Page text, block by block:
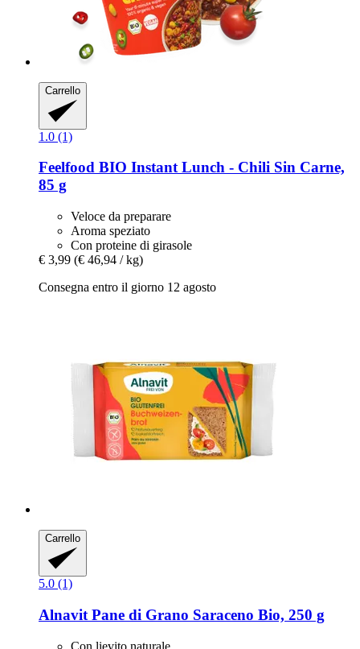
Carrello
1.0 (1)
Feelfood BIO Instant Lunch -​ Chili Sin Carne,
85 g
Veloce da preparare
Aroma speziato
Con proteine di girasole
€ 3,99 (€ 46,94 / kg)
Consegna entro il giorno 12 agosto
Carrello
5.0 (1)
Alnavit Pane di Grano Saraceno Bio, 250 g
Con lievito naturale